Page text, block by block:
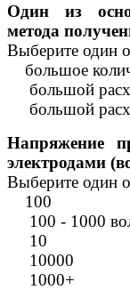
Один из
метода
Выберите один
большое
большой
большой
Напряжение
электродами
Выберите один
100
100 - 1000
10
10000
1000+